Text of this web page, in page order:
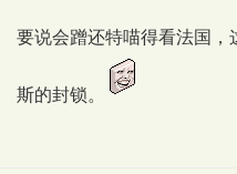
要说会蹭还特喵得看法国，
斯的封锁。